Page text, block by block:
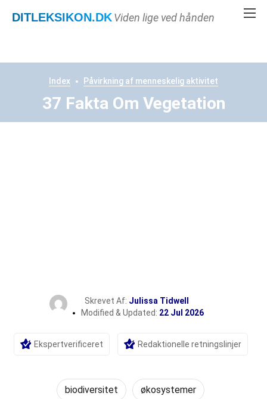
DITLEKSIKON.DKViden lige ved hånden
Index Påvirkning af menneskelig aktivitet
37 Fakta Om Vegetation
Skrevet Af: Julissa Tidwell
Modified & Updated: 22 Jul 2026
Ekspertverificeret Redaktionelle retningslinjer
biodiversitet økosystemer